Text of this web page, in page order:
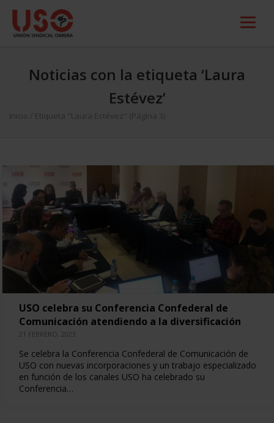
Noticias con la etiqueta ‘Laura
Estévez’
Inicio Etiqueta "Laura Estévez" (Página 3)
USO celebra su Conferencia Confederal de
Comunicación atendiendo a la diversificación
21 FEBRERO, 2023
Se celebra la Conferencia Confederal de Comunicación de
USO con nuevas incorporaciones y un trabajo especializado
en función de los canales USO ha celebrado su
Conferencia…